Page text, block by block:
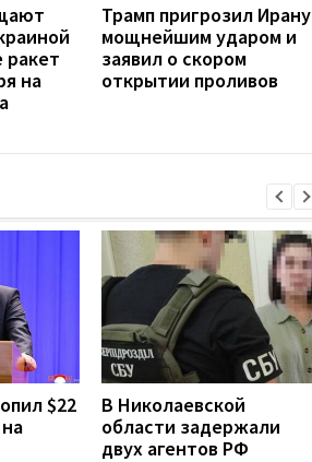
ракет
на
Трамп пригрозил Ирану
мощнейшим ударом и
заявил о скором
открытии проливов
$22
В Николаевской
области задержали
двух агентов РФ